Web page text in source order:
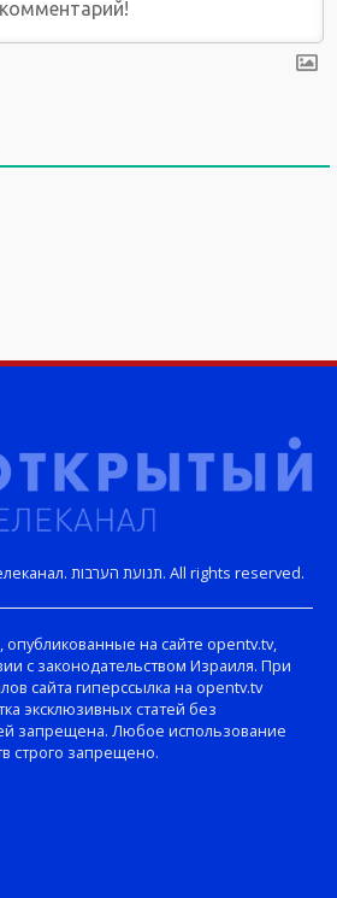
Copyright © Открытый телеканал. תנועת הערבות. All rights reserved.
на сайте opentv.tv,
с законодательством Израиля. При
сайта гиперссылка на opentv.tv
эксклюзивных статей без
запрещена. Любое использование
строго запрещено.